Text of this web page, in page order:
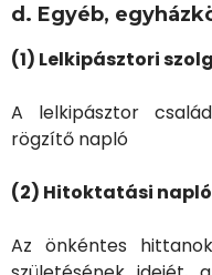
d. Egyéb,
(1) Lelkipásztori
A lelkipásztor
rögzítő napló
(2) Hitoktatási napló
Az önkéntes